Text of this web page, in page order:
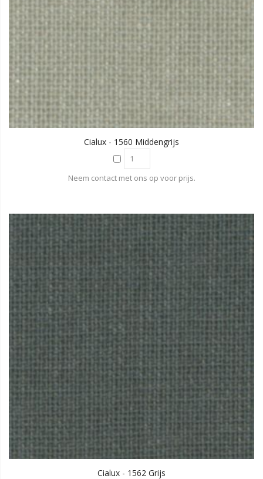
Cialux - 1560 Middengrijs
Neem contact met ons op voor prijs.
Cialux - 1562 Grijs